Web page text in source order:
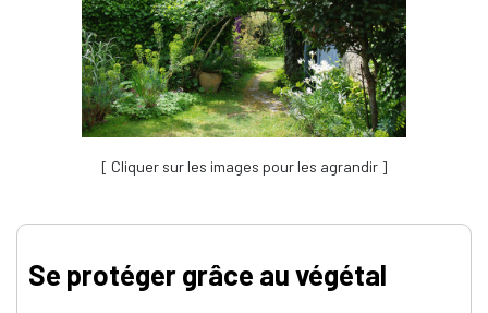
[ Cliquer sur les images pour les agrandir ]
Se protéger grâce au végétal